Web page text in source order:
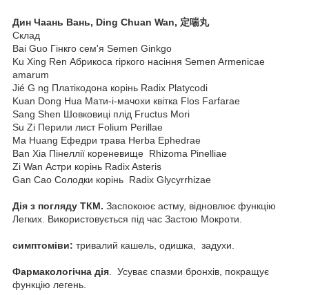
Дин Чаань Вань, Ding Chuan Wan, 定喘丸
Склад
Bai Guo Гінкго cем'я Semen Ginkgo
Ku Xing Ren Абрикоса гіркого насіння Semen Armenicae
amarum
Jié G ng Платікодона корінь Radix Platycodi
Kuan Dong Hua Мати-і-мачохи квітка Flos Farfarae
Sang Shen Шовковиці плід Fructus Mori
Su Zi Перили лист Folium Perillae
Ma Huang Ефедри трава Herba Ephedrae
Ban Xia Пінеллії кореневище Rhizoma Pinelliae
Zi Wan Астри корінь Radix Asteris
Gan Cao Солодки корінь Radix Glycyrrhizae
Дія з погляду ТКМ. Заспокоює астму, відновлює функцію
Легких. Використовується під час Застою Мокроти.
симптоміви: тривалий кашель, одишка, задухи.
Фармакологічна дія . Усуває спазми бронхів, покращує
функцію легень.